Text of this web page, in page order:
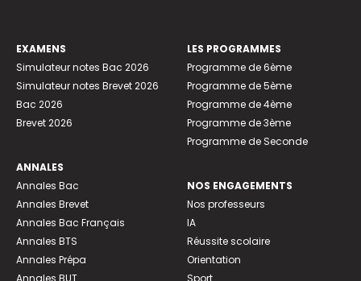
EXAMENS
Simulateur notes Bac 2026
Simulateur notes Brevet 2026
Bac 2026
Brevet 2026
ANNALES
Annales Bac
Annales Brevet
Annales Bac Français
Annales BTS
Annales Prépa
Annales BUT
LES PROGRAMMES
Programme de 6ème
Programme de 5ème
Programme de 4ème
Programme de 3ème
Programme de Seconde
NOS ENGAGEMENTS
Nos professeurs
IA
Réussite scolaire
Orientation
Sport